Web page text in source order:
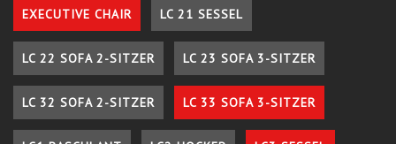
EXECUTIVE CHAIR LC 21 SESSEL
LC 22 SOFA 2-SITZER LC 23 SOFA 3-SITZER
LC 32 SOFA 2-SITZER LC 33 SOFA 3-SITZER